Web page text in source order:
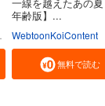
年齢版】...
WebtoonKoiContent
無料で読む